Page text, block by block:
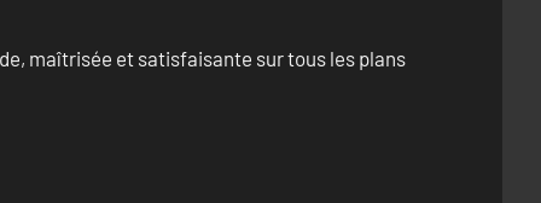
maîtrisée et satisfaisante sur tous les plans